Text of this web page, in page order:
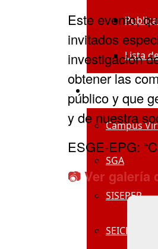
Lista
Campus
SGA
SISEPER
SEICE
Este evento,
invitados
investigación
obtener las
público y que
y de nuestra
ESGE-EPG:
📷Ver galería